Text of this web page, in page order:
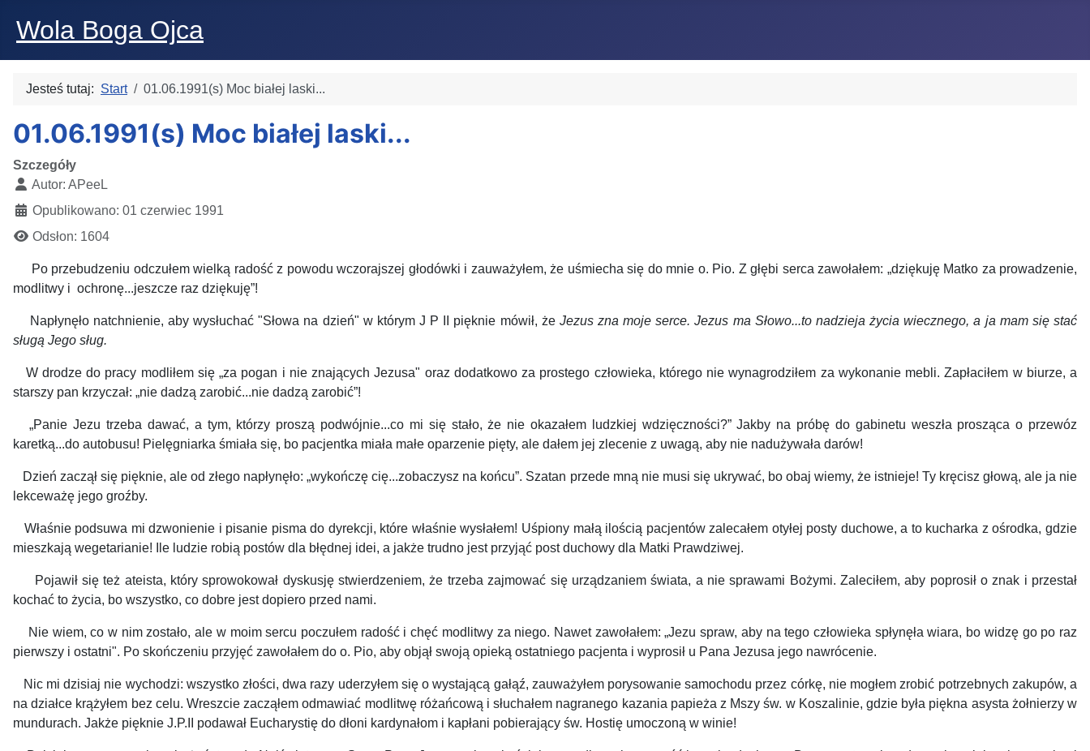
Wola Boga Ojca
Jesteś tutaj: Start 01.06.1991(s) Moc białej laski...
01.06.1991(s) Moc białej laski...
Szczegóły
Autor: APeeL
Opublikowano: 01 czerwiec 1991
Odsłon: 1604
Po przebudzeniu odczułem wielką radość z powodu wczorajszej głodówki i zauważyłem, że uśmiecha się do mnie o. Pio. Z głębi serca zawołałem: „dziękuję Matko za prowadzenie,
modlitwy i ochronę...jeszcze raz dziękuję”!
Napłynęło natchnienie, aby wysłuchać "Słowa na dzień" w którym J P II pięknie mówił, że Jezus zna moje serce. Jezus ma Słowo...to nadzieja życia wiecznego, a ja mam się stać
sługą Jego sług.
W drodze do pracy modliłem się „za pogan i nie znających Jezusa" oraz dodatkowo za prostego człowieka, którego nie wynagrodziłem za wykonanie mebli. Zapłaciłem w biurze, a
starszy pan krzyczał: „nie dadzą zarobić...nie dadzą zarobić”!
„Panie Jezu trzeba dawać, a tym, którzy proszą podwójnie...co mi się stało, że nie okazałem ludzkiej wdzięczności?” Jakby na próbę do gabinetu weszła prosząca o przewóz
karetką...do autobusu! Pielęgniarka śmiała się, bo pacjentka miała małe oparzenie pięty, ale dałem jej zlecenie z uwagą, aby nie nadużywała darów!
Dzień zaczął się pięknie, ale od złego napłynęło: „wykończę cię...zobaczysz na końcu”. Szatan przede mną nie musi się ukrywać, bo obaj wiemy, że istnieje! Ty kręcisz głową, ale ja nie
lekceważę jego groźby.
Właśnie podsuwa mi dzwonienie i pisanie pisma do dyrekcji, które właśnie wysłałem! Uśpiony małą ilością pacjentów zalecałem otyłej posty duchowe, a to kucharka z ośrodka, gdzie
mieszkają wegetarianie! Ile ludzie robią postów dla błędnej idei, a jakże trudno jest przyjąć post duchowy dla Matki Prawdziwej.
Pojawił się też ateista, który sprowokował dyskusję stwierdzeniem, że trzeba zajmować się urządzaniem świata, a nie sprawami Bożymi. Zaleciłem, aby poprosił o znak i przestał
kochać to życia, bo wszystko, co dobre jest dopiero przed nami.
Nie wiem, co w nim zostało, ale w moim sercu poczułem radość i chęć modlitwy za niego. Nawet zawołałem: „Jezu spraw, aby na tego człowieka spłynęła wiara, bo widzę go po raz
pierwszy i ostatni". Po skończeniu przyjęć zawołałem do o. Pio, aby objął swoją opieką ostatniego pacjenta i wyprosił u Pana Jezusa jego nawrócenie.
Nic mi dzisiaj nie wychodzi: wszystko złości, dwa razy uderzyłem się o wystającą gałąź, zauważyłem porysowanie samochodu przez córkę, nie mogłem zrobić potrzebnych zakupów, a
na działce krążyłem bez celu. Wreszcie zacząłem odmawiać modlitwę różańcową i słuchałem nagranego kazania papieża z Mszy św. w Koszalinie, gdzie była piękna asysta żołnierzy w
mundurach. Jakże pięknie J.P.II podawał Eucharystię do dłoni kardynałom i kapłani pobierający św. Hostię umoczoną w winie!